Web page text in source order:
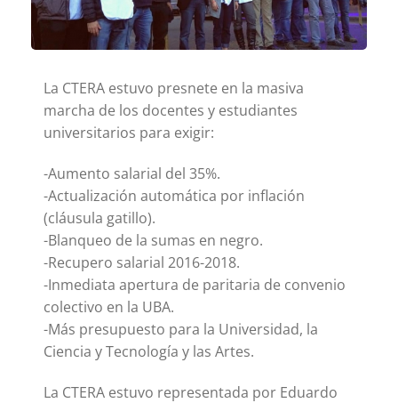
La CTERA estuvo presnete en la masiva
marcha de los docentes y estudiantes
universitarios para exigir:
-Aumento salarial del 35%.
-Actualización automática por inflación
(cláusula gatillo).
-Blanqueo de la sumas en negro.
-Recupero salarial 2016-2018.
-Inmediata apertura de paritaria de convenio
colectivo en la UBA.
-Más presupuesto para la Universidad, la
Ciencia y Tecnología y las Artes.
La CTERA estuvo representada por Eduardo